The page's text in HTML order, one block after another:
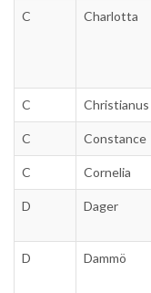
C Charlotta
C Christianus
C Constance
C Cornelia
D Dager
D Dammö